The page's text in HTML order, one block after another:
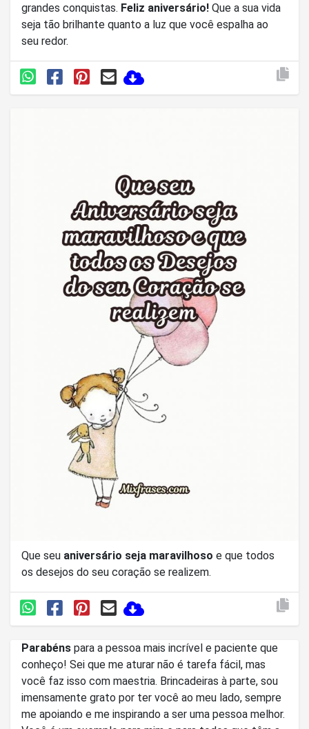
grandes conquistas. Feliz aniversário! Que a sua vida
seja tão brilhante quanto a luz que você espalha ao
seu redor.
Que seu aniversário seja maravilhoso e que todos
os desejos do seu coração se realizem.
Parabéns para a pessoa mais incrível e paciente que
conheço! Sei que me aturar não é tarefa fácil, mas
você faz isso com maestria. Brincadeiras à parte, sou
imensamente grato por ter você ao meu lado, sempre
me apoiando e me inspirando a ser uma pessoa melhor.